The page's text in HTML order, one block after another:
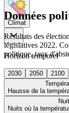
Climat
Horizon temporel
2030 2050
2100
Hausse de la
Nuits où la
Données
Résultats des
législatives 2022.
politique, taux